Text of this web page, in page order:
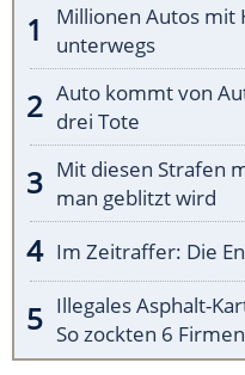
Millionen Autos mit
unterwegs
Auto kommt von
drei Tote
Mit diesen Strafen
man geblitzt wird
Im Zeitraffer: Die
Illegales Asphalt-
So zockten 6